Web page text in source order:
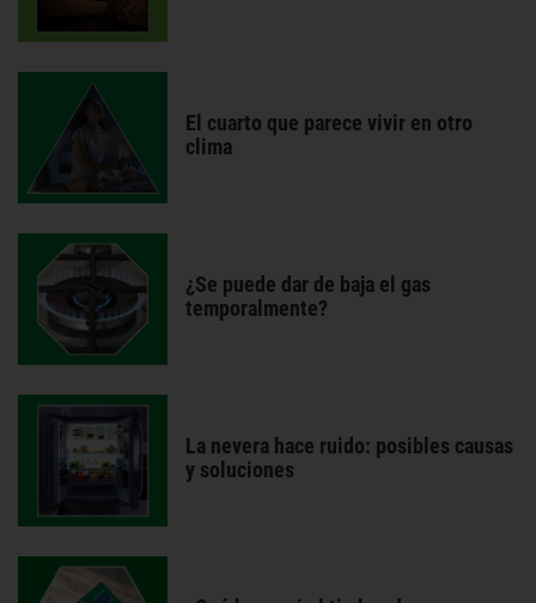
El cuarto que parece vivir en otro
clima
¿Se puede dar de baja el gas
temporalmente?
La nevera hace ruido: posibles causas
y soluciones